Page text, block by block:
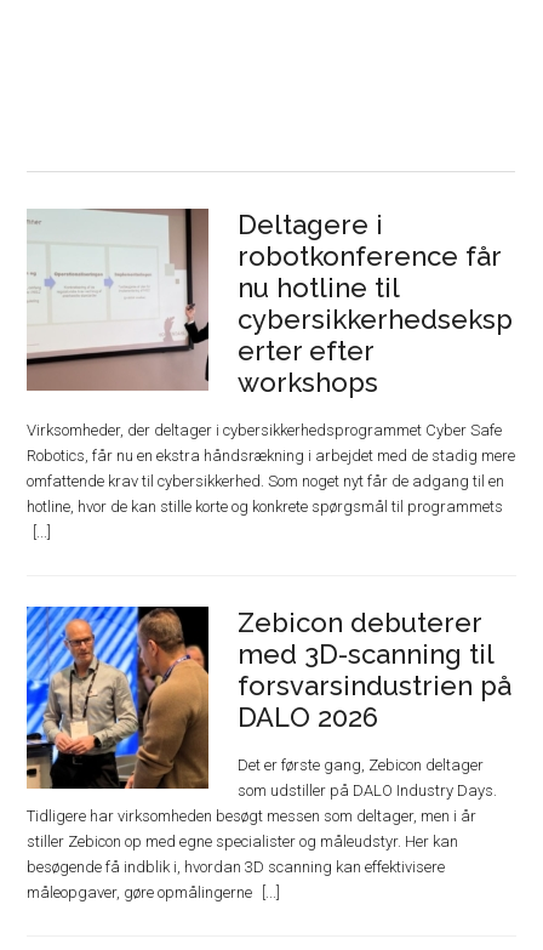
Deltagere i
robotkonference får
nu hotline til
cybersikkerhedseksp
erter efter
workshops
Virksomheder, der deltager i cybersikkerhedsprogrammet Cyber Safe
Robotics, får nu en ekstra håndsrækning i arbejdet med de stadig mere
omfattende krav til cybersikkerhed. Som noget nyt får de adgang til en
hotline, hvor de kan stille korte og konkrete spørgsmål til programmets
Zebicon debuterer
med 3D-scanning til
forsvarsindustrien på
DALO 2026
Det er første gang, Zebicon deltager
som udstiller på DALO Industry Days.
Tidligere har virksomheden besøgt messen som deltager, men i år
stiller Zebicon op med egne specialister og måleudstyr. Her kan
besøgende få indblik i, hvordan 3D scanning kan effektivisere
måleopgaver, gøre opmålingerne